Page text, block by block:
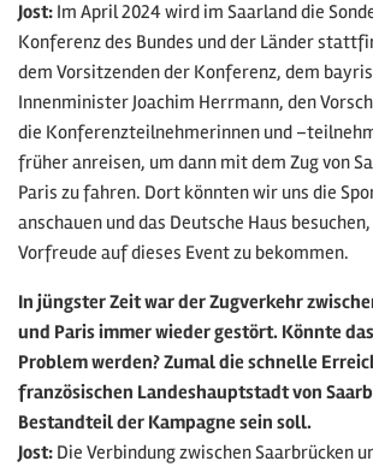
Jost: Im April 2024 wird im Saarland die
Konferenz des Bundes und der Länder
dem Vorsitzenden der Konferenz, dem
Innenminister Joachim Herrmann, den
die Konferenzteilnehmerinnen und
früher anreisen, um dann mit dem Zug von
Paris zu fahren. Dort könnten wir uns die
anschauen und das Deutsche Haus
Vorfreude auf dieses Event zu bekommen.
In jüngster Zeit war der Zugverkehr
und Paris immer wieder gestört. Könnte
Problem werden? Zumal die schnelle
französischen Landeshauptstadt von
Bestandteil der Kampagne sein soll.
Jost: Die Verbindung zwischen Saarbrücken